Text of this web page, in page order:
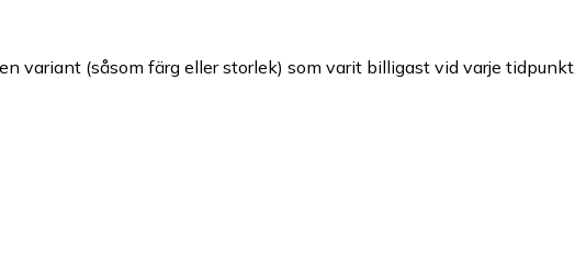
variant (såsom färg eller storlek) som varit billigast vid varje